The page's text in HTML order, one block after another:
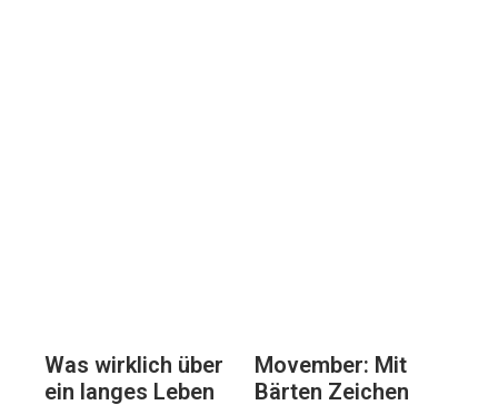
Was wirklich über
ein langes Leben
Movember: Mit
Bärten Zeichen